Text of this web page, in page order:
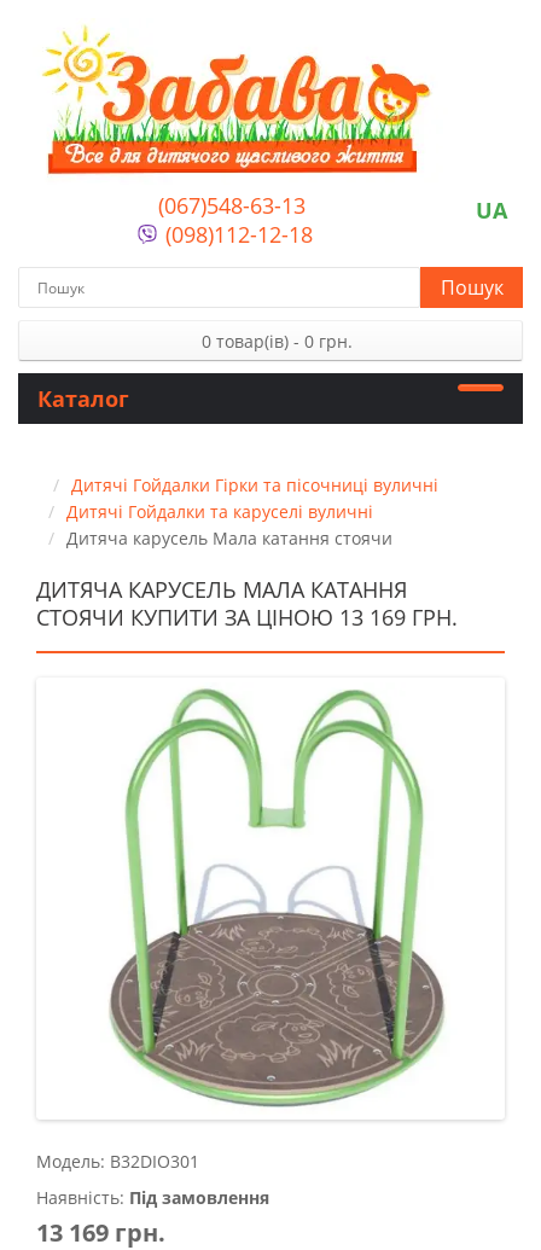
(067)548-63-13
(098)112-12-18
UA
Пошук
0 товар(ів) - 0 грн.
Каталог
Дитячі Гойдалки Гірки та пісочниці вуличні
Дитячі Гойдалки та каруселі вуличні
Дитяча карусель Мала катання стоячи
ДИТЯЧА КАРУСЕЛЬ МАЛА КАТАННЯ
СТОЯЧИ КУПИТИ ЗА ЦІНОЮ 13 169 ГРН.
Модель: B32DIO301
Наявність: Під замовлення
13 169 грн.